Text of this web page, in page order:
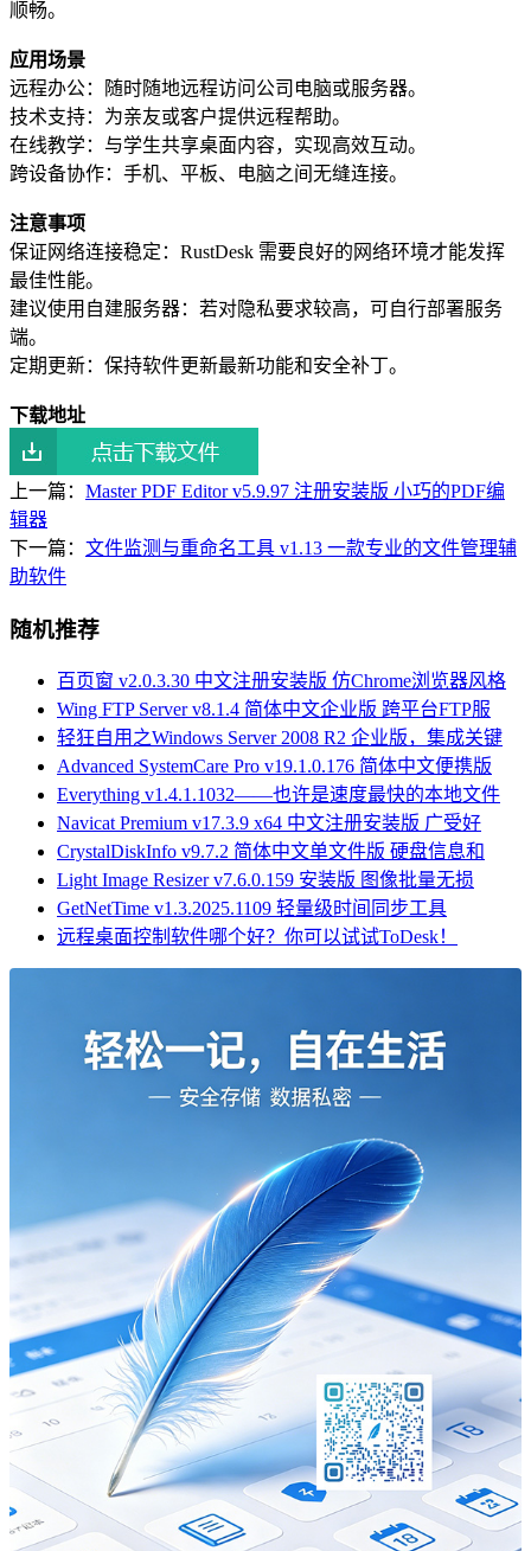
顺畅。
应用场景
远程办公：随时随地远程访问公司电脑或服务器。
技术支持：为亲友或客户提供远程帮助。
在线教学：与学生共享桌面内容，实现高效互动。
跨设备协作：手机、平板、电脑之间无缝连接。
注意事项
保证网络连接稳定：RustDesk 需要良好的网络环境才能发挥
最佳性能。
建议使用自建服务器：若对隐私要求较高，可自行部署服务
端。
定期更新：保持软件更新最新功能和安全补丁。
下载地址
上一篇： Master PDF Editor v5.9.97 注册安装版 小巧的PDF编
辑器
下一篇： 文件监测与重命名工具 v1.13 一款专业的文件管理辅
助软件
随机推荐
百页窗 v2.0.3.30 中文注册安装版 仿Chrome浏览器风格
Wing FTP Server v8.1.4 简体中文企业版 跨平台FTP服
轻狂自用之Windows Server 2008 R2 企业版，集成关键
Advanced SystemCare Pro v19.1.0.176 简体中文便携版
Everything v1.4.1.1032——也许是速度最快的本地文件
Navicat Premium v17.3.9 x64 中文注册安装版 广受好
CrystalDiskInfo v9.7.2 简体中文单文件版 硬盘信息和
Light Image Resizer v7.6.0.159 安装版 图像批量无损
GetNetTime v1.3.2025.1109 轻量级时间同步工具
远程桌面控制软件哪个好？你可以试试ToDesk！